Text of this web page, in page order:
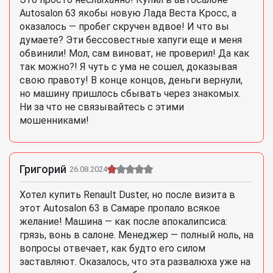
Autosalon 63 якобы новую Лада Веста Кросс, а
оказалось — пробег скручен вдвое! И что вы
думаете? Эти бессовестные хапуги еще и меня
обвинили! Мол, сам виноват, не проверил! Да как
так можно?! Я чуть с ума не сошел, доказывая
свою правоту! В конце концов, деньги вернули,
но машину пришлось сбывать через знакомых.
Ни за что не связывайтесь с этими
мошенниками!
Григорий 26.08.2024
Хотел купить Renault Duster, но после визита в
этот Autosalon 63 в Самаре пропало всякое
желание! Машина — как после апокалипсиса:
грязь, вонь в салоне. Менеджер — полный ноль, на
вопросы отвечает, как будто его силом
заставляют. Оказалось, что эта развалюха уже на